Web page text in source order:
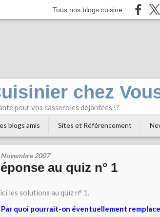
Tous nos blogs cuisine
chez
pour vos casseroles déjantées !?
blogs amis Sites et Référencement
2007
au quiz n° 1
les solutions au quiz n° 1.
Par quoi pourrait-on éventuellement